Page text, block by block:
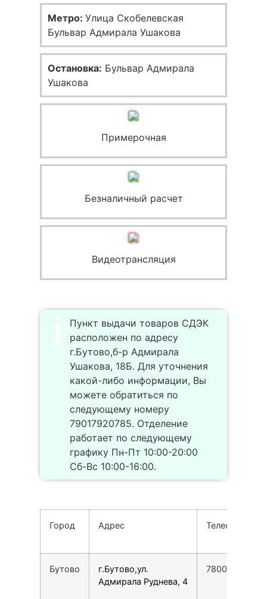
Метро:Улица Скобелевская
Бульвар Адмирала Ушакова
Остановка: Бульвар Адмирала
Ушакова
Примерочная
Безналичный расчет
Видеотрансляция
Пункт выдачи товаров СДЭК
расположен по адресу
г.Бутово,б-р Адмирала
Ушакова, 18Б. Для уточнения
какой-либо информации, Вы
можете обратиться по
следующему номеру
79017920785. Отделение
работает по следующему
графику Пн-Пт 10:00-20:00
Сб-Вс 10:00-16:00.
Город Адрес Телефон
Бутово
г.Бутово,ул.
Адмирала Руднева, 4
78007753553